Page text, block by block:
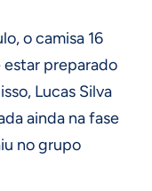
o camisa 16
preparado
Lucas Silva
ainda na fase
no grupo